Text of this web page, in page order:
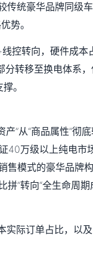
传统豪华品牌同级
势。
控转向，硬件成本
转移至换电体系
。
”从“商品属性”彻
40万级以上纯电市
售模式的豪华品牌
拼”转向“全生命周期
实际订单占比，以